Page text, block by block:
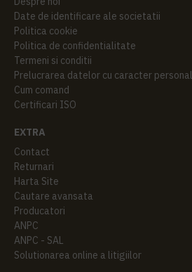
Date de identificare ale societatii
Politica cookie
Politica de confidentialitate
Termeni si conditii
Prelucrarea datelor cu caracter personal
Cum comand
Certificari ISO
EXTRA
Contact
Returnari
Harta Site
Cautare avansata
Producatori
ANPC
ANPC - SAL
Solutionarea online a litigiilor